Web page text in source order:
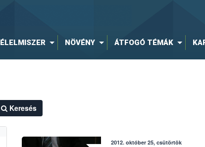
ÉLELMISZER NÖVÉNY ÁTFOGÓ TÉMÁK
Keresés
2012. október 25, csütörtök